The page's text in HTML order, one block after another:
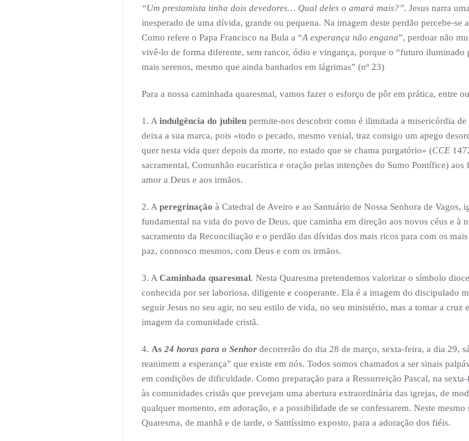
“Um prestamista tinha dois devedores… Qual deles o amará mais?”. Jesus narra
inesperado de uma dívida, grande ou pequena. Na imagem deste perdão percebe-se
Como refere o Papa Francisco na Bula a “A esperança não engana”, perdoar não
vivê-lo de forma diferente, sem rancor, ódio e vingança, porque o “futuro iluminado
mais serenos, mesmo que ainda banhados em lágrimas” (nº 23)
Para a nossa caminhada quaresmal, vamos fazer o esforço de pôr em prática, entre
1. A indulgência do jubileupermite-nos descobrir como é ilimitada a misericórdia
deixa a sua marca, pois «todo o pecado, mesmo venial, traz consigo um apego
quer nesta vida quer depois da morte, no estado que se chama purgatório» (CCE
sacramental, Comunhão eucarística e oração pelas intenções do Sumo Pontífice)
amor a Deus e aos irmãos.
2. A peregrinação à Catedral de Aveiro e ao Santuário de Nossa Senhora de Vagos,
fundamental na vida do povo de Deus, que caminha em direção aos novos céus e à
sacramento da Reconciliação e o perdão das dívidas dos mais ricos para com os
paz, connosco mesmos, com Deus e com os irmãos.
3. A Caminhada quaresmal. Nesta Quaresma pretendemos valorizar o símbolo
conhecida por ser laboriosa, diligente e cooperante. Ela é a imagem do discipulado
seguir Jesus no seu agir, no seu estilo de vida, no seu ministério, mas a tomar a
imagem da comunidade cristã.
4. As 24 horas para o Senhordecorrerão do dia 28 de março, sexta-feira, a dia 29,
reanimem a esperança” que existe em nós. Todos somos chamados a ser sinais
em condições de dificuldade. Como preparação para a Ressurreição Pascal, na
às comunidades cristãs que prevejam uma abertura extraordinária das igrejas, de
qualquer momento, em adoração, e a possibilidade de se confessarem. Neste
Quaresma, de manhã e de tarde, o Santíssimo exposto, para a adoração dos fiéis.